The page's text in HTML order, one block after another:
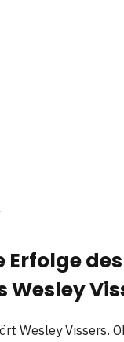
Erfolge
Wesley Vissers.